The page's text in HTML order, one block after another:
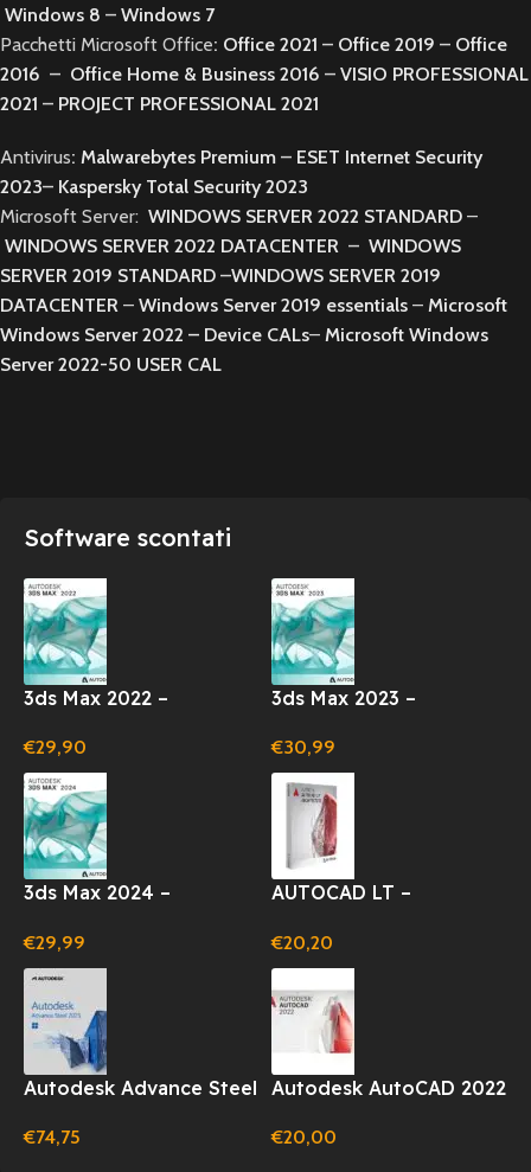
Windows 8 – Windows 7
Pacchetti Microsoft Office: Office 2021 – Office 2019 – Office
2016 – Office Home & Business 2016 – VISIO PROFESSIONAL
2021 – PROJECT PROFESSIONAL 2021
Antivirus: Malwarebytes Premium – ESET Internet Security
2023– Kaspersky Total Security 2023
Microsoft Server: WINDOWS SERVER 2022 STANDARD –
WINDOWS SERVER 2022 DATACENTER – WINDOWS
SERVER 2019 STANDARD –WINDOWS SERVER 2019
DATACENTER – Windows Server 2019 essentials – Microsoft
Windows Server 2022 – Device CALs– Microsoft Windows
Server 2022-50 USER CAL
Software scontati
3ds Max 2022 –
LICENZA 1 ANNO
(WINDOWS)
€29,90
3ds Max 2023 –
LICENZA 1 ANNO
(WINDOWS)
€30,99
3ds Max 2024 –
LICENZA 1 ANNO
(WINDOWS)
€29,99
AUTOCAD LT –
€20,20
Autodesk Advance Steel
Windows
€74,75
Autodesk AutoCAD 2022
Windows/Mac
€20,00